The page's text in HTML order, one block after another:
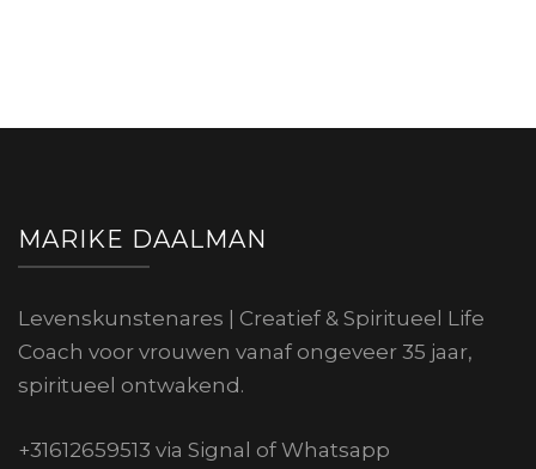
MARIKE DAALMAN
Levenskunstenares | Creatief & Spiritueel Life
Coach voor vrouwen vanaf ongeveer 35 jaar,
spiritueel ontwakend.
+31612659513 via Signal of Whatsapp